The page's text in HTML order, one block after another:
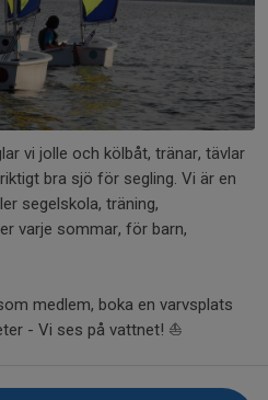
vi jolle och kölbåt, tränar, tävlar
bra sjö för segling. Vi är en
segelskola, träning,
varje sommar, för barn,
medlem, boka en varvsplats
- Vi ses på vattnet! ⛵️